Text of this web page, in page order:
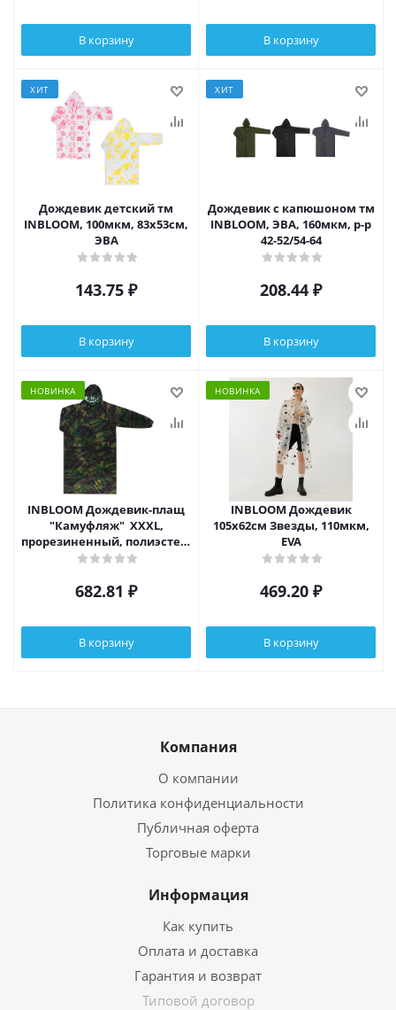
В корзину В корзину
ХИТ
Дождевик детский тм
INBLOOM, 100мкм, 83х53см,
ЭВА
143.75 ₽
В корзину
ХИТ
Дождевик с капюшоном тм
INBLOOM, ЭВА, 160мкм, р-р
42-52/54-64
208.44 ₽
В корзину
НОВИНКА
INBLOOM Дождевик-плащ
"Камуфляж" XXXL,
прорезиненный, полиэстер,
180 мкм
682.81 ₽
В корзину
НОВИНКА
INBLOOM Дождевик
105х62см Звезды, 110мкм,
EVA
469.20 ₽
В корзину
Компания
О компании
Политика конфиденциальности
Публичная оферта
Торговые марки
Информация
Как купить
Оплата и доставка
Гарантия и возврат
Типовой договор